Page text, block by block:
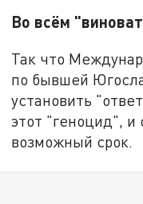
Во всём
Так что
по бывшей
установить
этот "геноцид", и
возможный срок.